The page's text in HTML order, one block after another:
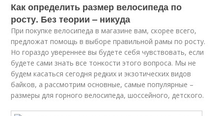
Как определить размер велосипеда по
росту. Без теории – никуда
При покупке велосипеда в магазине вам, скорее всего,
предложат помощь в выборе правильной рамы по росту.
Но гораздо увереннее вы будете себя чувствовать, если
будете сами знать все тонкости этого вопроса. Мы не
будем касаться сегодня редких и экзотических видов
байков, а рассмотрим основные, самые популярные –
размеры для горного велосипеда, шоссейного, детского.